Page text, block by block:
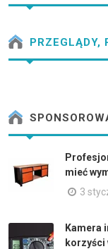
PRZEGLĄDY,
mieć
3
Kamera
korzyści